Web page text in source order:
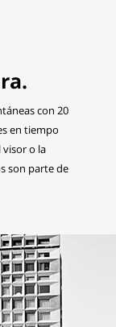
con 20
en tiempo
o la
son parte de